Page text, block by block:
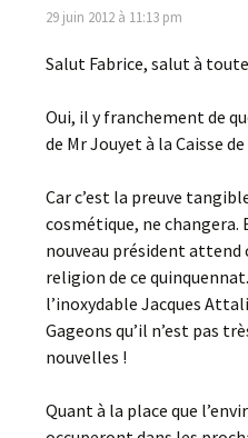
29 juin 2012 à 11:13 pm
Salut Fabrice, salut à
Oui, il y franchement de
de Mr Jouyet à la Caisse
Car c’est la preuve
cosmétique, ne changera.
nouveau président attend
religion de ce
l’inoxydable Jacques
Gageons qu’il n’est pas
nouvelles !
Quant à la place que